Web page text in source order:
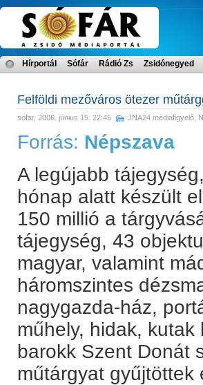
Hírportál Sófár Rádió Zs Zsidónegyed
Felföldi mezőváros ötezer
sofar, 2006. június 15. 22:45 JNA24 médiafigyelő
Forrás: Népszava
A legújabb
hónap alatt készült
150 millió a
tájegység, 43
magyar, valamint
háromszintes
nagygazda-ház,
műhely, hidak,
barokk Szent Donát
műtárgyat